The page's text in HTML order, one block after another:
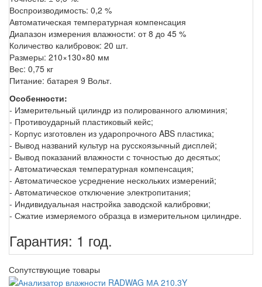
Воспроизводимость: 0,2 %
Автоматическая температурная компенсация
Диапазон измерения влажности: от 8 до 45 %
Количество калибровок: 20 шт.
Размеры: 210×130×80 мм
Вес: 0,75 кг
Питание: батарея 9 Вольт.
Особенности:
- Измерительный цилиндр из полированного алюминия;
- Противоударный пластиковый кейс;
- Корпус изготовлен из ударопрочного ABS пластика;
- Вывод названий культур на русскоязычный дисплей;
- Вывод показаний влажности с точностью до десятых;
- Автоматическая температурная компенсация;
- Автоматическое усреднение нескольких измерений;
- Автоматическое отключение электропитания;
- Индивидуальная настройка заводской калибровки;
- Сжатие измеряемого образца в измерительном цилиндре.
Гарантия: 1 год.
Сопутствующие товары